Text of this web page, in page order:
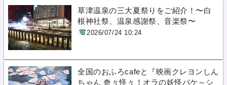
草津温泉の三大夏祭りをご紹介！〜白
根神社祭、温泉感謝祭、音楽祭〜
2026/07/24 10:24
全国のおふろcafeと『映画クレヨンしん
ちゃん 奇々怪々！オラの妖怪バケ～シ